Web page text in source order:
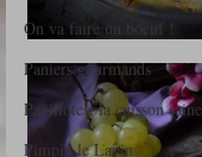
On va faire un boeuf !
Paniers gourmands
Papillotes, la cuisson saine
Pimpin le Lapin